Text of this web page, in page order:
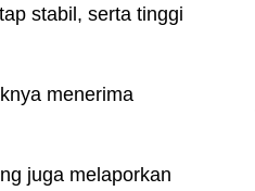
stabil, serta tinggi
menerima
juga melaporkan